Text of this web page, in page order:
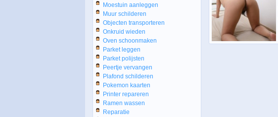
Moestuin aanleggen
Muur schilderen
Objecten transporteren
Onkruid wieden
Oven schoonmaken
Parket leggen
Parket polijsten
Peertje vervangen
Plafond schilderen
Pokemon kaarten
Printer repareren
Ramen wassen
Reparatie